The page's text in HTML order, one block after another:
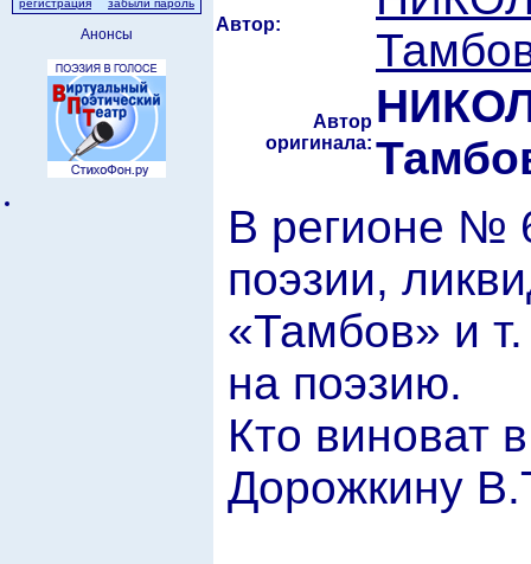
регистрация забыли пароль
Анонсы
Автор:
Автор
оригинала:
В регионе №
поэзии,
«Тамбов» и
на поэзию.
Кто виноват
Дорожкину